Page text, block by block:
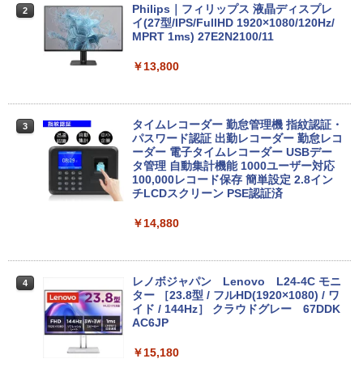
Anker Soundcore Liberty 5 ミッドナイトブ
ラック
￥14,990
レスイヤホン bluetooth イヤホン V12 小型
軽量 ブルートゥースHi-Fi 最大36時間再生 ぶ
るーとゅーす コードレス ENCノイズキャン
セリング 自動ペアリング Type-C充電 マイク
付き 防水 タッチ式音量調整 スポーツ/通勤/通
学/WEB会議(ホワイト)
￥1,964
レスイヤホン Bluetooth 5.4 ノイズキャンセ
リング ANC 36時間再生
￥3,480
On My Road (Stadium ver.)
￥250
￥250
by Amazon 天然水ラベルレス 2L×9本
￥1,117
【Amazon.co.jp限定】 伊藤園 磨かれて、澄
みきった日本の水 2L 8本 ラベルレス [ ケース
] [ 水 ] [ ペットボトル ] [ 箱買い ] [ ストック
] [ 水分補給 ]
￥998
￥1,625
異世界居酒屋「のぶ」(22) (角川コミックス・
エース)
￥832
コミックスDIGITAL)
￥572
版ビッグガンガンコミックス)
2
中古｜DELL Alienware Aurora R5｜Cor
e i7｜メモリ8GB｜SSD256GB＋HDD1T
B｜最新 Windows 11 Pro｜Office｜Ge
古｜デスクトップPC 中古PC｜高性能 グ
￥44,999
超得5,000円OFF&P10倍｜CPU第11世代
｜NEC VM-9｜最大180日保証｜中古ノー
re i5 第11世代｜メモリ最大16GB SSD25
ン｜中古パソコン｜パソコン｜中古ノー
トPC
￥45,800
中古パソコン | NEC | Mate MRL36L-5 |
Windows11 | デスクトップ | 一年保証 |
Hz | MEM:8GB | SSD:256GB(新品) | DV
￥15,000
送料無料 MouseComputer SL4-B450 単
体 AMD Ryzen 3 3200G Windows11 64
bit HDMI メモリー8GB 高速SSD256GB
スクトップパソコン 中古 パソコン【30
￥19,800
中古パソコン | Lenovo | ThinkCentre M
| 一年保証 | 第8世代 | Core i5 8400 2.8
2
Philips｜フィリップス 液晶ディスプレ
イ(27型/IPS/FullHD 1920×1080/120Hz/
MPRT 1ms) 27E2N2100/11
￥13,800
3
タイムレコーダー 勤怠管理機 指紋認証・
パスワード認証 出勤レコーダー 勤怠レコ
ーダー 電子タイムレコーダー USBデー
タ管理 自動集計機能 1000ユーザー対応
100,000レコード保存 簡単設定 2.8イン
チLCDスクリーン PSE認証済
￥14,880
4
レノボジャパン Lenovo L24-4C モニ
ター ［23.8型 / フルHD(1920×1080) / ワ
イド / 144Hz］ クラウドグレー 67DDK
AC6JP
￥15,180